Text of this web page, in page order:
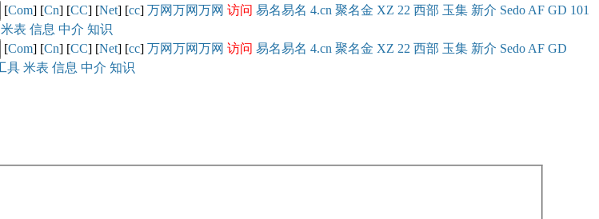
[Com] [Cn] [CC] [Net] [cc] 万网万网万网 访问 易名易名 4.cn 聚名金 XZ 22 西部 玉集 新介 Sedo AF GD 101
米表 信息 中介 知识